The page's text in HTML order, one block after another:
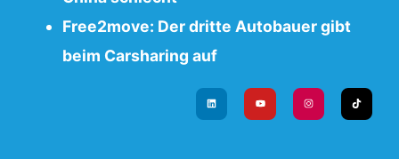
Free2move: Der dritte Autobauer gibt
beim Carsharing auf